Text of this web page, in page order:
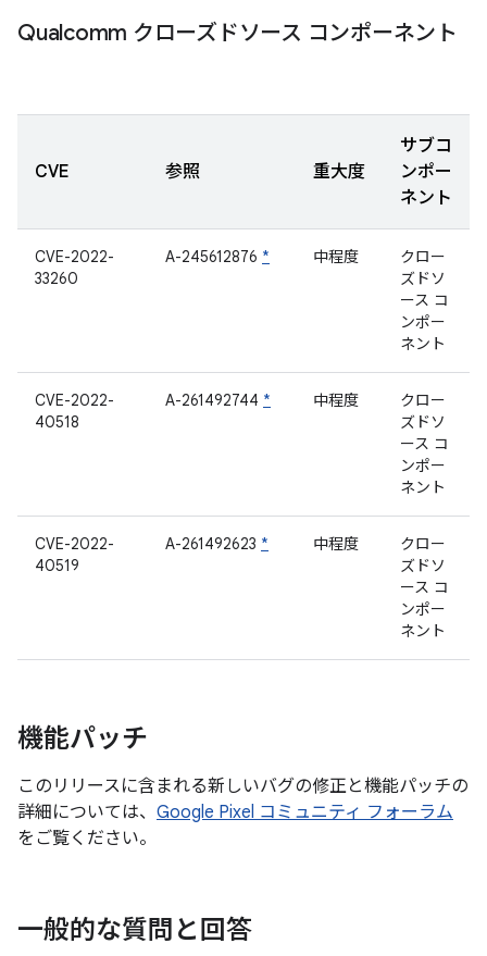
Qualcomm クローズドソース コンポーネント
CVE 参照 重大度
サブコ
ンポー
ネント
CVE-2022-
33260
A-245612876 * 中程度
クロー
ズドソ
ース コ
ンポー
ネント
CVE-2022-
40518
A-261492744 * 中程度
クロー
ズドソ
ース コ
ンポー
ネント
CVE-2022-
40519
A-261492623 * 中程度
クロー
ズドソ
ース コ
ンポー
ネント
機能パッチ
このリリースに含まれる新しいバグの修正と機能パッチの
詳細については、 Google Pixel コミュニティ フォーラム
をご覧ください。
一般的な質問と回答